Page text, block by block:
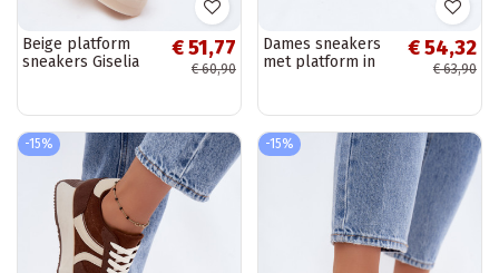
Beige platform
sneakers Giselia
€ 51,77
€ 60,90
Dames sneakers
met platform in
€ 54,32
€ 63,90
-15% -15%